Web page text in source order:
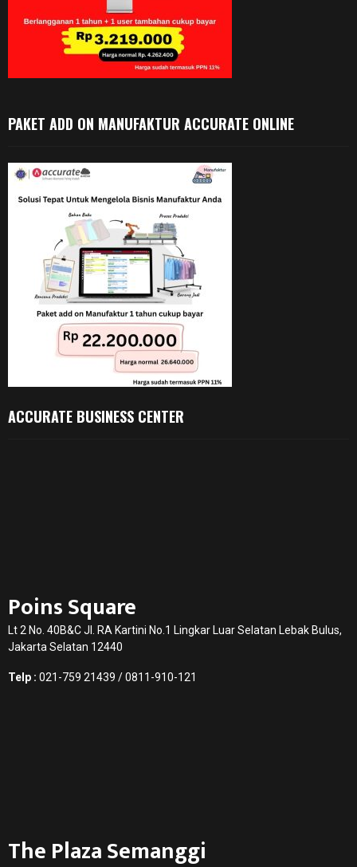
PAKET ADD ON MANUFAKTUR ACCURATE ONLINE
ACCURATE BUSINESS CENTER
Poins Square
Lt 2 No. 40B&C Jl. RA Kartini No.1 Lingkar Luar Selatan Lebak Bulus,
Jakarta Selatan 12440
Telp : 021-759 21439 / 0811-910-121
The Plaza Semanggi